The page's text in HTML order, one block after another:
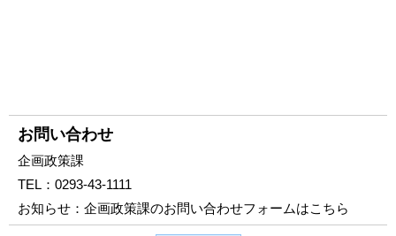
お問い合わせ
企画政策課
TEL： 0293-43-1111
お知らせ： 企画政策課のお問い合わせフォームはこちら